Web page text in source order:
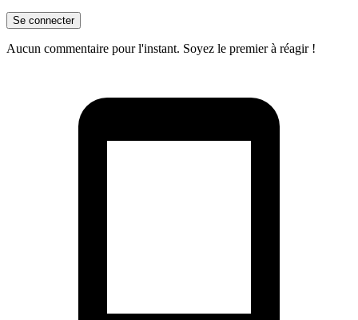
Se connecter
Aucun commentaire pour l'instant. Soyez le premier à réagir !